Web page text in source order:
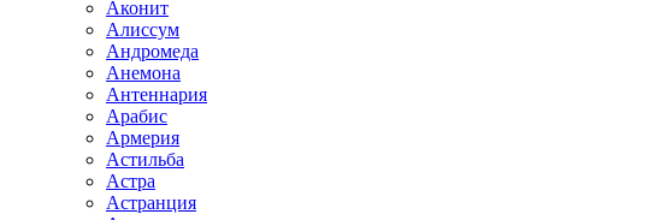
Аконит
Алиссум
Андромеда
Анемона
Антеннария
Арабис
Армерия
Астильба
Астра
Астранция